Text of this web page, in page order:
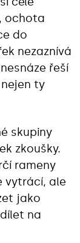
ochota
do
nezaznívá
řeší
ty
skupiny
zkoušky.
rameny
vytrácí, ale
jako
na